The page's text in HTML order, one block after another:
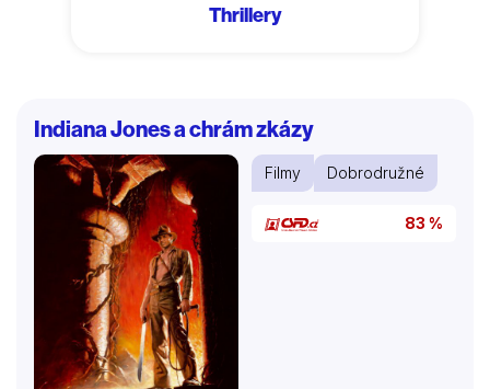
Thrillery
Indiana Jones a chrám zkázy
Filmy Dobrodružné
83 %